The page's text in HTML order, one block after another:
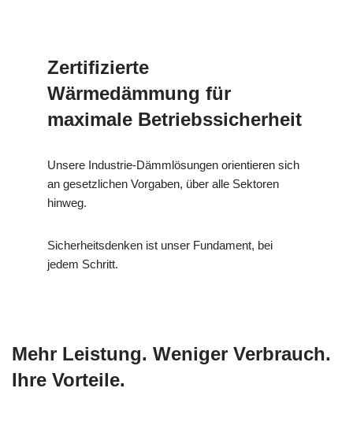
Zertifizierte
Wärmedämmung für
maximale Betriebssicherheit
Unsere Industrie-Dämmlösungen orientieren sich
an gesetzlichen Vorgaben, über alle Sektoren
hinweg.
Sicherheitsdenken ist unser Fundament, bei
jedem Schritt.
Mehr Leistung. Weniger Verbrauch.
Ihre Vorteile.